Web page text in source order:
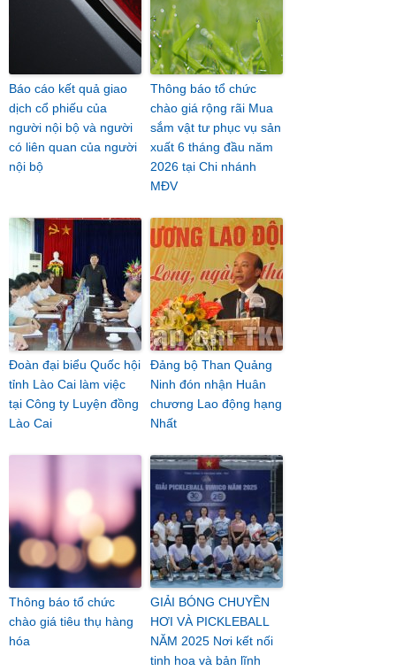
Báo cáo kết quả giao
dịch cổ phiếu của
người nội bộ và người
có liên quan của người
nội bộ
Thông báo tổ chức
chào giá rộng rãi Mua
sắm vật tư phục vụ sản
xuất 6 tháng đầu năm
2026 tại Chi nhánh
MĐV
Đoàn đại biểu Quốc hội
tỉnh Lào Cai làm việc
tại Công ty Luyện đồng
Lào Cai
Đảng bộ Than Quảng
Ninh đón nhận Huân
chương Lao động hạng
Nhất
Thông báo tổ chức
chào giá tiêu thụ hàng
hóa
GIẢI BÓNG CHUYỀN
HƠI VÀ PICKLEBALL
NĂM 2025 Nơi kết nối
tinh hoa và bản lĩnh